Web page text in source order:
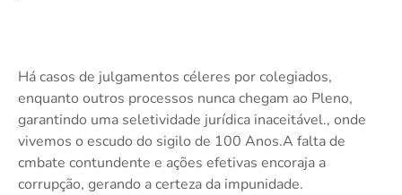
Há casos de julgamentos céleres por colegiados,
enquanto outros processos nunca chegam ao Pleno,
garantindo uma seletividade jurídica inaceitável., onde
vivemos o escudo do sigilo de 100 Anos.A falta de
cmbate contundente e ações efetivas encoraja a
corrupção, gerando a certeza da impunidade.